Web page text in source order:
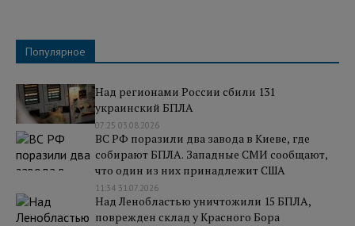
Популярное
Над регионами России сбили 131
украинский БПЛА
07:25 03.08.2026
ВС РФ поразили два завода в Киеве, где
собирают БПЛА. Западные СМИ сообщают,
что один из них принадлежит США
11:34 31.07.2026
Над Ленобластью уничтожили 15 БПЛА,
поврежден склад у Красного Бора